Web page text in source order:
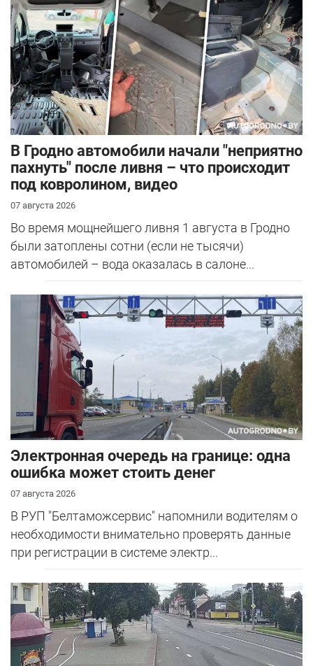
В Гродно автомобили начали "неприятно
пахнуть" после ливня – что происходит
под ковролином, видео
07 августа 2026
Во время мощнейшего ливня 1 августа в Гродно
были затоплены сотни (если не тысячи)
автомобилей – вода оказалась в салоне...
Электронная очередь на границе: одна
ошибка может стоить денег
07 августа 2026
В РУП "Белтаможсервис" напомнили водителям о
необходимости внимательно проверять данные
при регистрации в системе электр...